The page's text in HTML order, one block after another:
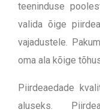
teeninduse
valida õige
vajadustele.
oma ala kõige
Piirdeaedade
aluseks.